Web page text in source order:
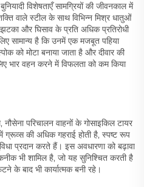
विशेषताएँ सामग्रियों की जीवनकाल में
वाले स्टील के साथ विभिन्न मिश्र धातुओं
झटका और घिसाव के प्रति अधिक प्रतिरोधी
सामान्य है कि उनमें एक मजबूत पहिया
को मोटा बनाया जाता है और दीवार की
भार वहन करने में विफलता को कम किया
परिचालन वाहनों के गोसाइकिल टायर
की अधिक गहराई होती है, स्पष्ट रूप
प्रदान करते हैं। इस अवधारणा को बढ़ावा
भी शामिल है, जो यह सुनिश्चित करती है
के बाद भी कार्यात्मक बनी रहे।